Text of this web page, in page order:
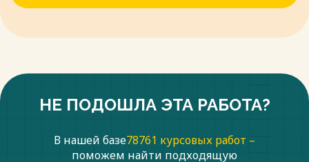
НЕ ПОДОШЛА ЭТА РАБОТА?
В нашей базе78761 курсовых работ –
поможем найти подходящую